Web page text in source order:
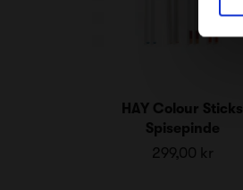
HAY Colour Sticks
Spisepinde
299,00 kr